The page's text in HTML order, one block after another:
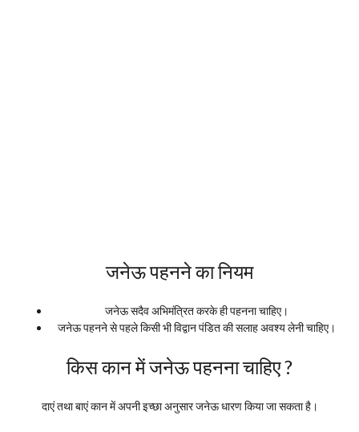
जनेऊ पहनने का नियम
जनेऊ सदैव अभिमंत्रित करके ही पहनना चाहिए।
जनेऊ पहनने से पहले किसी भी विद्वान पंडित की सलाह अवश्य लेनी चाहिए।
किस कान में जनेऊ पहनना चाहिए ?
दाएं तथा बाएं कान में अपनी इच्छा अनुसार जनेऊ धारण किया जा सकता है।